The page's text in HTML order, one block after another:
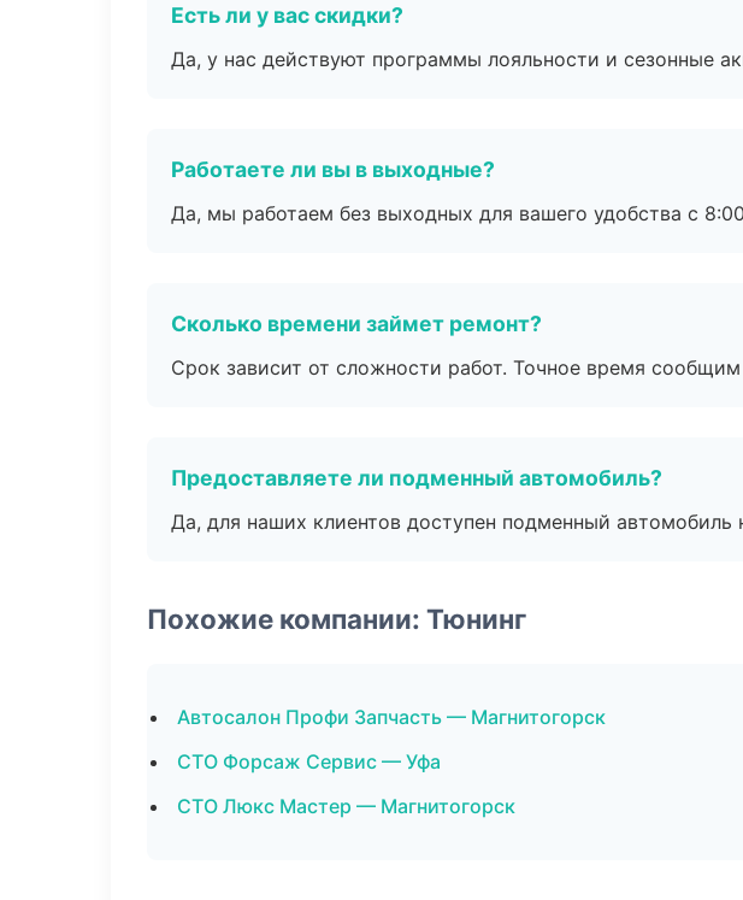
Есть ли у вас скидки?
Да, у нас действуют программы лояльности и сезонные
Работаете ли вы в выходные?
Да, мы работаем без выходных для вашего удобства с
Сколько времени займет ремонт?
Срок зависит от сложности работ. Точное время сообщим
Предоставляете ли подменный автомобиль?
Да, для наших клиентов доступен подменный автомобиль
Похожие компании: Тюнинг
Автосалон Профи Запчасть — Магнитогорск
СТО Форсаж Сервис — Уфа
СТО Люкс Мастер — Магнитогорск